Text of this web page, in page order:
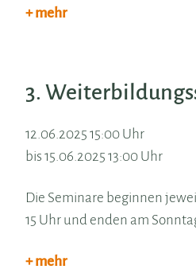
+ mehr
3.
12.06.2025 15:00 Uhr
bis 15.06.2025 13:00 Uhr
Die Seminare beginnen
15 Uhr und enden am
+ mehr